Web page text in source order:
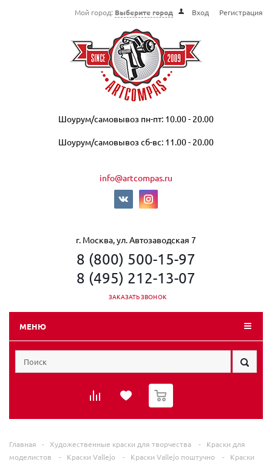
Мой город: Выберите город Вход Регистрация
Шоурум/самовывоз пн-пт: 10.00 - 20.00
Шоурум/самовывоз сб-вс: 11.00 - 20.00
info@artcompas.ru
г. Москва, ул. Автозаводская 7
8 (800) 500-15-97
8 (495) 212-13-07
ЗАКАЗАТЬ ЗВОНОК
МЕНЮ
0
Главная - Художественные краски для творчества -
Краски для
моделистов
- Краски Vallejo - Краски Vallejo поштучно -
Краски